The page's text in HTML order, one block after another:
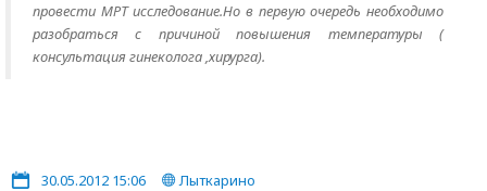
провести МРТ исследование.Но в первую очередь необходимо
разобраться с причиной повышения температуры (
консультация гинеколога ,хирурга).
30.05.2012 15:06
Лыткарино